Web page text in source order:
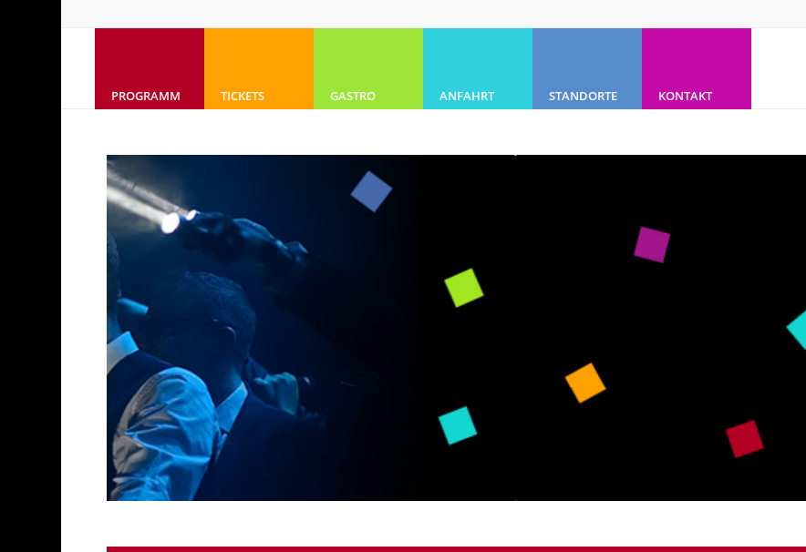
PROGRAMM TICKETS GASTRO ANFAHRT STANDORTE KONTAKT